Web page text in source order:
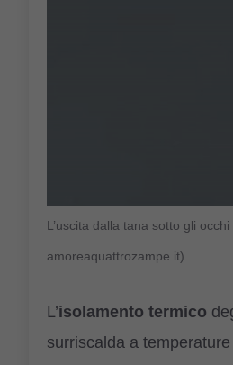
L’uscita dalla tana sotto gli
amoreaquattrozampe.it)
L’isolamento termico
surriscalda a